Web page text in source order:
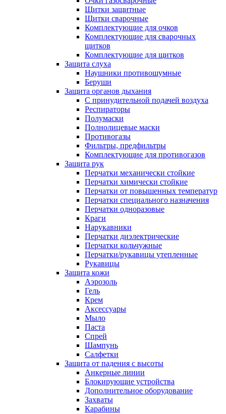
Щитки защитные
Щитки сварочные
Комплектующие для очков
Комплектующие для сварочных
щитков
Комплектующие для щитков
Защита слуха
Наушники противошумные
Беруши
Защита органов дыхания
С принудительной подачей воздуха
Респираторы
Полумаски
Полнолицевые маски
Противогазы
Фильтры, предфильтры
Комплектующие для противогазов
Защита рук
Перчатки механически стойкие
Перчатки химически стойкие
Перчатки от повышенных температур
Перчатки специального назначения
Перчатки одноразовые
Краги
Нарукавники
Перчатки диэлектрические
Перчатки кольчужные
Перчатки/рукавицы утепленные
Рукавицы
Защита кожи
Аэрозоль
Гель
Крем
Аксессуары
Мыло
Паста
Спрей
Шампунь
Салфетки
Защита от падения с высоты
Анкерные линии
Блокирующие устройства
Дополнительное оборудование
Захваты
Карабины